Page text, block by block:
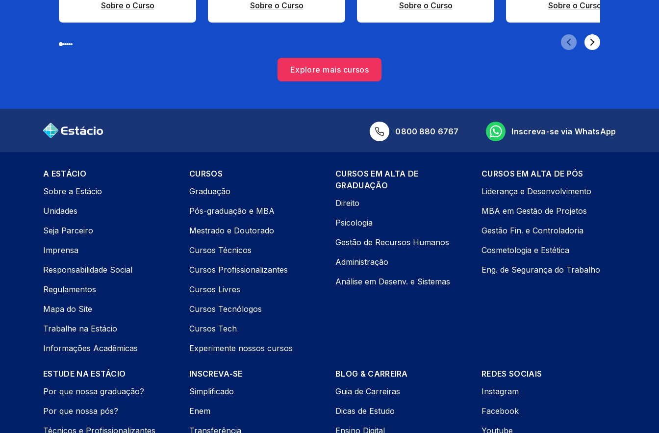
Sobre o Curso Sobre o Curso Sobre o Curso Sobre o Curso
Explore mais cursos
0800 880 6767 Inscreva-se via WhatsApp
A ESTÁCIO
Sobre a Estácio
Unidades
Seja Parceiro
Imprensa
Responsabilidade Social
Regulamentos
Mapa do Site
Trabalhe na Estácio
Informações Acadêmicas
CURSOS
Graduação
Pós-graduação e MBA
Mestrado e Doutorado
Cursos Técnicos
Cursos Profissionalizantes
Cursos Livres
Cursos Tecnólogos
Cursos Tech
Experimente nossos cursos
CURSOS EM ALTA DE
GRADUAÇÃO
Direito
Psicologia
Gestão de Recursos Humanos
Administração
Análise em Desenv. e Sistemas
CURSOS EM ALTA DE PÓS
Liderança e Desenvolvimento
MBA em Gestão de Projetos
Gestão Fin. e Controladoria
Cosmetologia e Estética
Eng. de Segurança do Trabalho
ESTUDE NA ESTÁCIO
Por que nossa graduação?
Por que nossa pós?
Técnicos e Profissionalizantes
INSCREVA-SE
Simplificado
Enem
Transferência
BLOG & CARREIRA
Guia de Carreiras
Dicas de Estudo
Ensino Digital
REDES SOCIAIS
Instagram
Facebook
Youtube